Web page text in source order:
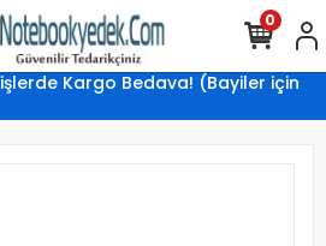
Kargo Bedava! (Bayiler için
0